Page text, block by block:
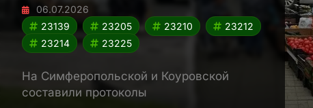
06.07.2026
23139
23205 23210
23212
23214
23225
На Симферопольской и Коуровской
составили протоколы